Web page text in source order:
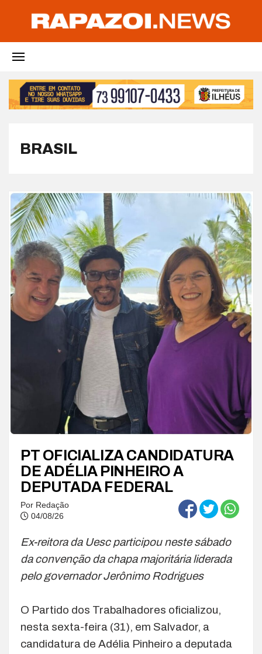
BRASIL
PT OFICIALIZA CANDIDATURA
DE ADÉLIA PINHEIRO A
DEPUTADA FEDERAL
Por Redação
04/08/26
Ex-reitora da Uesc participou neste sábado
da convenção da chapa majoritária liderada
pelo governador Jerônimo Rodrigues
O Partido dos Trabalhadores oficializou,
nesta sexta-feira (31), em Salvador, a
candidatura de Adélia Pinheiro a deputada